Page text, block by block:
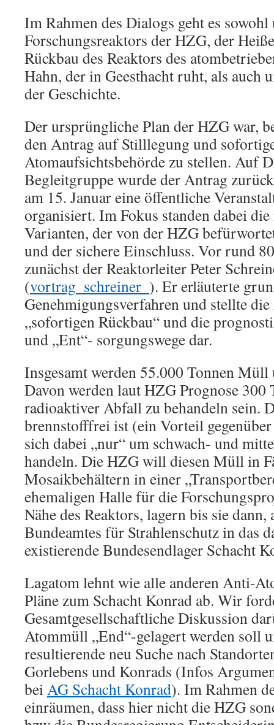
Im Rahmen des Dialogs geht es
Forschungsreaktors der HZG, der
Rückbau des Reaktors des
Hahn, der in Geesthacht ruht, als auch
der Geschichte.
Der ursprüngliche Plan der HZG war,
den Antrag auf Stilllegung und
Atomaufsichtsbehörde zu stellen. Auf
Begleitgruppe wurde der Antrag
am 15. Januar eine öffentliche
organisiert. Im Fokus standen dabei
Varianten, der von der HZG
und der sichere Einschluss. Vor rund
zunächst der Reaktorleiter Peter
(vortrag_schreiner_ ). Er erläuterte
Genehmigungsverfahren und stellte
„sofortigen Rückbau“ und die
und „Ent“- sorgungswege dar.
Insgesamt werden 55.000 Tonnen
Davon werden laut HZG Prognose 300
radioaktiver Abfall zu behandeln sein.
brennstofffrei ist (ein Vorteil
sich dabei „nur“ um schwach- und
handeln. Die HZG will diesen Müll in
Mosaikbehältern in einer
ehemaligen Halle für die
Nähe des Reaktors, lagern bis sie
Bundeamtes für Strahlenschutz in das
existierende Bundesendlager Schacht
Lagatom lehnt wie alle anderen Anti-
Pläne zum Schacht Konrad ab. Wir
Gesamtgesellschaftliche Diskussion
Atommüll „End“-gelagert werden soll
resultierende neu Suche nach
Gorlebens und Konrads (Infos
beiAG Schacht Konrad). Im Rahmen
einräumen, dass hier nicht die HZG